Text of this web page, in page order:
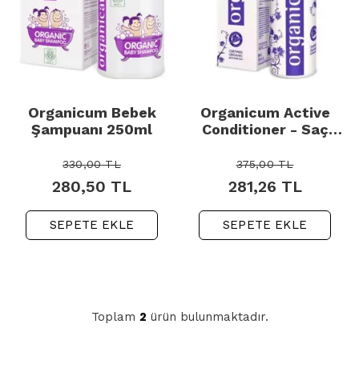
Organicum Bebek
Şampuanı 250ml
330,00TL
280,50 TL
SEPETE EKLE
Organicum Active
Conditioner - Saç
375,00TL
281,26 TL
SEPETE EKLE
Toplam 2 ürün bulunmaktadır.